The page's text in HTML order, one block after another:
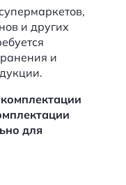
и других
и
для